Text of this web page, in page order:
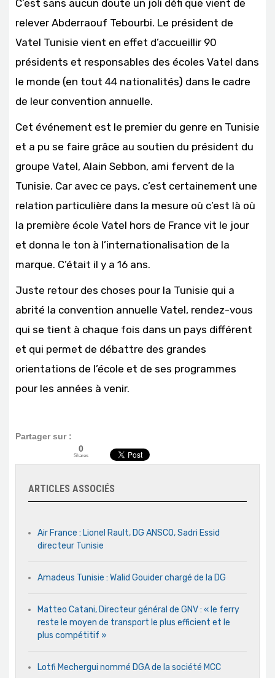
C’est sans aucun doute un joli défi que vient de
relever Abderraouf Tebourbi. Le président de
Vatel Tunisie vient en effet d’accueillir 90
présidents et responsables des écoles Vatel dans
le monde (en tout 44 nationalités) dans le cadre
de leur convention annuelle.
Cet événement est le premier du genre en Tunisie
et a pu se faire grâce au soutien du président du
groupe Vatel, Alain Sebbon, ami fervent de la
Tunisie. Car avec ce pays, c’est certainement une
relation particulière dans la mesure où c’est là où
la première école Vatel hors de France vit le jour
et donna le ton à l’internationalisation de la
marque. C’était il y a 16 ans.
Juste retour des choses pour la Tunisie qui a
abrité la convention annuelle Vatel, rendez-vous
qui se tient à chaque fois dans un pays différent
et qui permet de débattre des grandes
orientations de l’école et de ses programmes
pour les années à venir.
Partager sur :
0
Shares
ARTICLES ASSOCIÉS
Air France : Lionel Rault, DG ANSCO, Sadri Essid
directeur Tunisie
Amadeus Tunisie : Walid Gouider chargé de la DG
Matteo Catani, Directeur général de GNV : « le ferry
reste le moyen de transport le plus efficient et le
plus compétitif »
Lotfi Mechergui nommé DGA de la société MCC